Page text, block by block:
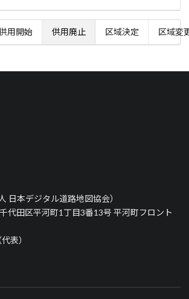
用開始 供用廃止 区域決定 区域変
日本デジタル道路地図協会）
代田区平河町1丁目3番13号 平河町フロント
表）